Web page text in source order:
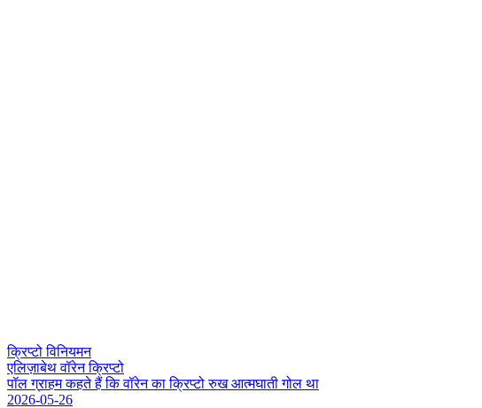
क्रिप्टो विनियमन
एलिज़ाबेथ वॉरेन क्रिप्टो
पल गरहम कहत ह क वरन क कपट रख आतमघत गल थ
2026-05-26